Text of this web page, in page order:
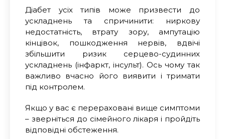
Діабет усіх типів може призвести до
ускладнень та спричинити: ниркову
недостатність, втрату зору, ампутацію
кінцівок, пошкодження нервів, вдвічі
збільшити ризик серцево-судинних
ускладнень (інфаркт, інсульт). Ось чому так
важливо вчасно його виявити і тримати
під контролем.
Якщо у вас є перераховані вище симптоми
– зверніться до сімейного лікаря і пройдіть
відповідні обстеження.